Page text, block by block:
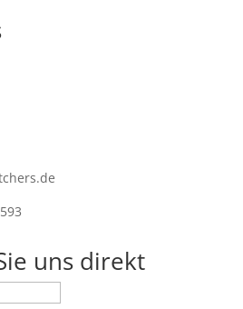
uns direkt